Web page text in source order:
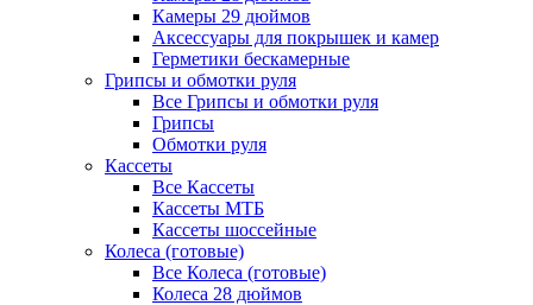
Камеры 29 дюймов
Аксессуары для покрышек и камер
Герметики бескамерные
Грипсы и обмотки руля
Все Грипсы и обмотки руля
Грипсы
Обмотки руля
Кассеты
Все Кассеты
Кассеты МТБ
Кассеты шоссейные
Колеса (готовые)
Все Колеса (готовые)
Колеса 28 дюймов